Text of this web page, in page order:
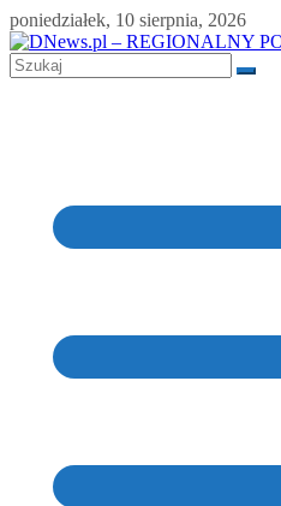
Skip
to
content
poniedziałek, 10 sierpnia, 2026